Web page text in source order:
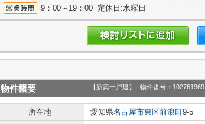
9：00～19：00 定休日:水曜日
物件概要 【新築一戸建】 物件番号：102761969
所在地 愛知県名古屋市東区前浪町9-5